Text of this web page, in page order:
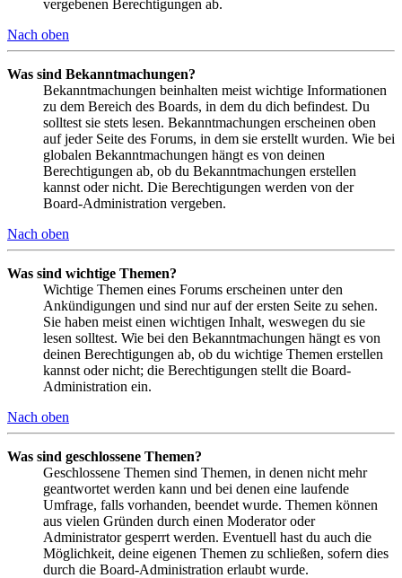
vergebenen Berechtigungen ab.
Nach oben
Was sind Bekanntmachungen?
Bekanntmachungen beinhalten meist wichtige Informationen
zu dem Bereich des Boards, in dem du dich befindest. Du
solltest sie stets lesen. Bekanntmachungen erscheinen oben
auf jeder Seite des Forums, in dem sie erstellt wurden. Wie bei
globalen Bekanntmachungen hängt es von deinen
Berechtigungen ab, ob du Bekanntmachungen erstellen
kannst oder nicht. Die Berechtigungen werden von der
Board-Administration vergeben.
Nach oben
Was sind wichtige Themen?
Wichtige Themen eines Forums erscheinen unter den
Ankündigungen und sind nur auf der ersten Seite zu sehen.
Sie haben meist einen wichtigen Inhalt, weswegen du sie
lesen solltest. Wie bei den Bekanntmachungen hängt es von
deinen Berechtigungen ab, ob du wichtige Themen erstellen
kannst oder nicht; die Berechtigungen stellt die Board-
Administration ein.
Nach oben
Was sind geschlossene Themen?
Geschlossene Themen sind Themen, in denen nicht mehr
geantwortet werden kann und bei denen eine laufende
Umfrage, falls vorhanden, beendet wurde. Themen können
aus vielen Gründen durch einen Moderator oder
Administrator gesperrt werden. Eventuell hast du auch die
Möglichkeit, deine eigenen Themen zu schließen, sofern dies
durch die Board-Administration erlaubt wurde.